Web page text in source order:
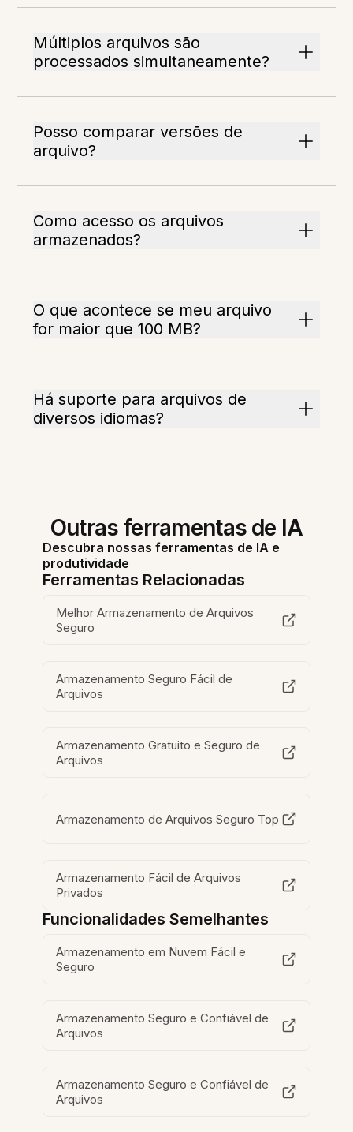
Múltiplos arquivos são
processados simultaneamente?
Posso comparar versões de
arquivo?
Como acesso os arquivos
armazenados?
O que acontece se meu arquivo
for maior que 100 MB?
Há suporte para arquivos de
diversos idiomas?
Outras ferramentas de IA
Descubra nossas ferramentas de IA e
produtividade
Ferramentas Relacionadas
Melhor Armazenamento de Arquivos
Seguro
Armazenamento Seguro Fácil de
Arquivos
Armazenamento Gratuito e Seguro de
Arquivos
Armazenamento de Arquivos Seguro Top
Armazenamento Fácil de Arquivos
Privados
Funcionalidades Semelhantes
Armazenamento em Nuvem Fácil e
Seguro
Armazenamento Seguro e Confiável de
Arquivos
Armazenamento Seguro e Confiável de
Arquivos